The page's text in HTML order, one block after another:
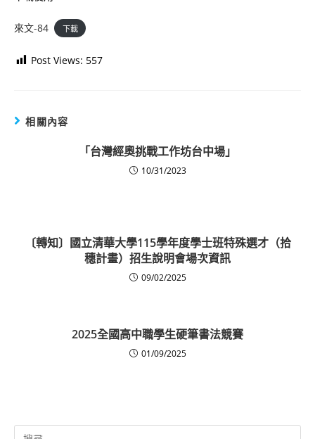
來文-84 下載
Post Views: 557
相關內容
「台灣經奧挑戰工作坊台中場」
10/31/2023
〔轉知〕國立清華大學115學年度學士班特殊選才（拾
穗計畫）招生說明會場次資訊
09/02/2025
2025全國高中職學生硬筆書法競賽
01/09/2025
Search